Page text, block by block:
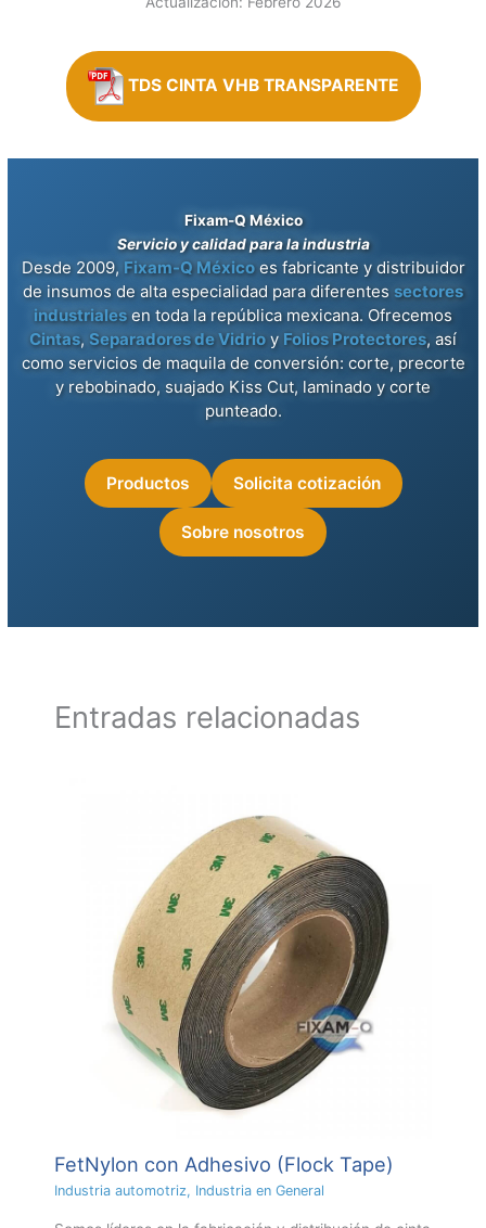
TDS CINTA VHB TRANSPARENTE
Fixam-Q México
Servicio y calidad para la industria
Desde 2009, Fixam-Q Méxicoes fabricante y distribuidor
de insumos de alta especialidad para diferentes sectores
industrialesen toda la república mexicana. Ofrecemos
Cintas, Separadores de Vidrioy Folios Protectores, así
como servicios de maquila de conversión: corte, precorte
y rebobinado, suajado Kiss Cut, laminado y corte
punteado.
Productos Solicita cotización
Sobre nosotros
Entradas relacionadas
FetNylon con Adhesivo (Flock Tape)
Industria automotriz, Industria en General